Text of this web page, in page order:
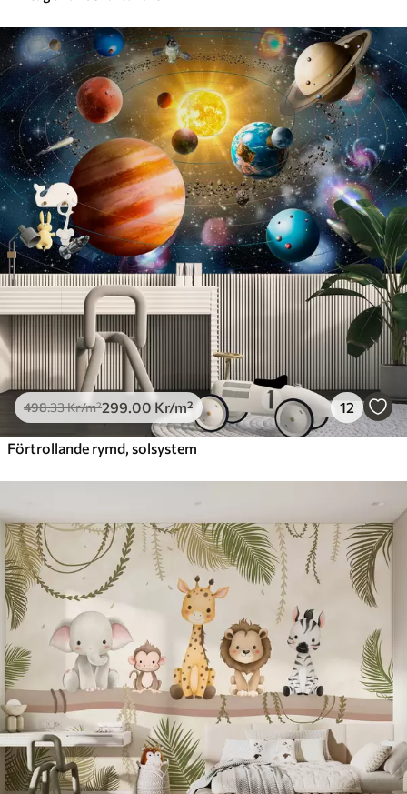
498.33Kr/m²299 .00 Kr/m² 12
Förtrollande rymd, solsystem